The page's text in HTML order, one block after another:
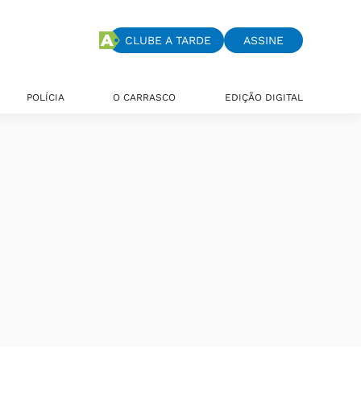
CLUBE A TARDE ASSINE
POLÍCIA O CARRASCO EDIÇÃO DIGITAL